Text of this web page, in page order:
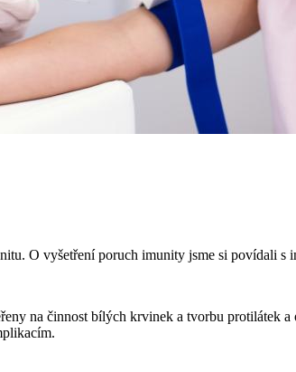
O vyšetření poruch imunity jsme si povídali
na činnost bílých krvinek a tvorbu protilátek